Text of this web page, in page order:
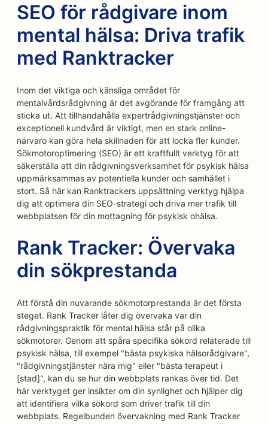
SEO för rådgivare inom
mental hälsa: Driva trafik
med Ranktracker
Inom det viktiga och känsliga området för
mentalvårdsrådgivning är det avgörande för framgång att
sticka ut. Att tillhandahålla expertrådgivningstjänster och
exceptionell kundvård är viktigt, men en stark online-
närvaro kan göra hela skillnaden för att locka fler kunder.
Sökmotoroptimering (SEO) är ett kraftfullt verktyg för att
säkerställa att din rådgivningsverksamhet för psykisk hälsa
uppmärksammas av potentiella kunder och samhället i
stort. Så här kan Ranktrackers uppsättning verktyg hjälpa
dig att optimera din SEO-strategi och driva mer trafik till
webbplatsen för din mottagning för psykisk ohälsa.
Rank Tracker: Övervaka
din sökprestanda
Att förstå din nuvarande sökmotorprestanda är det första
steget. Rank Tracker låter dig övervaka var din
rådgivningspraktik för mental hälsa står på olika
sökmotorer. Genom att spåra specifika sökord relaterade till
psykisk hälsa, till exempel "bästa psykiska hälsorådgivare",
"rådgivningstjänster nära mig" eller "bästa terapeut i
[stad]", kan du se hur din webbplats rankas över tid. Det
här verktyget ger insikter om din synlighet och hjälper dig
att identifiera vilka sökord som driver trafik till din
webbplats. Regelbunden övervakning med Rank Tracker